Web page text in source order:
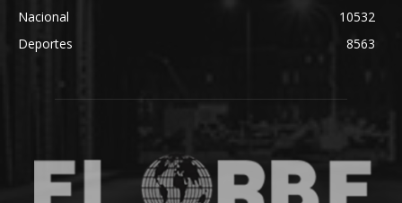
Nacional
10532
Deportes
8563